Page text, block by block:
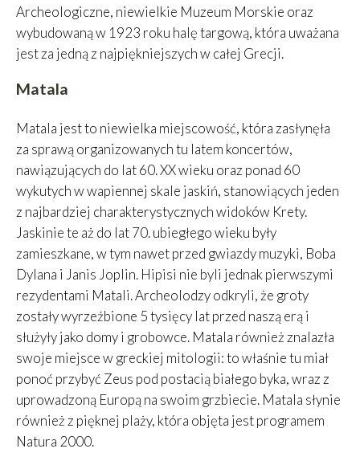
Archeologiczne, niewielkie Muzeum Morskie oraz
wybudowaną w 1923 roku halę targową, która uważana
jest za jedną z najpiękniejszych w całej Grecji.
Matala
Matala jest to niewielka miejscowość, która zasłynęła
za sprawą organizowanych tu latem koncertów,
nawiązujących do lat 60. XX wieku oraz ponad 60
wykutych w wapiennej skale jaskiń, stanowiących jeden
z najbardziej charakterystycznych widoków Krety.
Jaskinie te aż do lat 70. ubiegłego wieku były
zamieszkane, w tym nawet przed gwiazdy muzyki, Boba
Dylana i Janis Joplin. Hipisi nie byli jednak pierwszymi
rezydentami Matali. Archeolodzy odkryli, że groty
zostały wyrzeźbione 5 tysięcy lat przed naszą erą i
służyły jako domy i grobowce. Matala również znalazła
swoje miejsce w greckiej mitologii: to właśnie tu miał
ponoć przybyć Zeus pod postacią białego byka, wraz z
uprowadzoną Europą na swoim grzbiecie. Matala słynie
również z pięknej plaży, która objęta jest programem
Natura 2000.